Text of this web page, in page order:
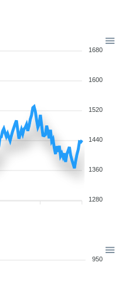
1680
1600
1520
1440
1360
1280
950